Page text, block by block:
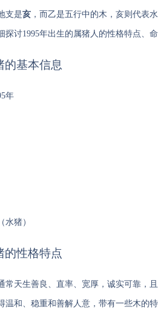
支是亥 ，而乙是五行中的木，亥则代表
探讨1995年出生的属猪人的性格特点、命
的基本信息
年
水猪）
的性格特点
常天生善良、直率、宽厚，诚实可靠，
温和、稳重和善解人意，带有一些木的